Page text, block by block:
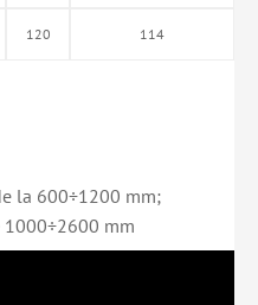
120 114
la 600÷1200 mm;
mm